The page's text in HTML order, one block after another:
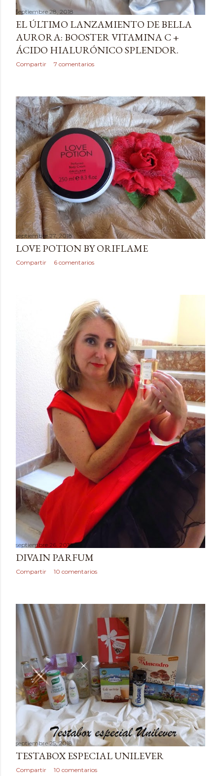
septiembre 28, 2018
EL ÚLTIMO LANZAMIENTO DE BELLA
AURORA: BOOSTER VITAMINA C +
ÁCIDO HIALURÓNICO SPLENDOR.
Compartir 7 comentarios
septiembre 27, 2018
LOVE POTION BY ORIFLAME
Compartir 6 comentarios
septiembre 26, 2018
DIVAIN PARFUM
Compartir 10 comentarios
septiembre 25, 2018
TESTABOX ESPECIAL UNILEVER
Compartir 10 comentarios